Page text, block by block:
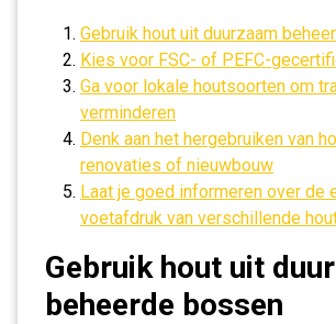
Gebruik hout uit duurzaam
Kies voor FSC- of PEFC-
Ga voor lokale houtsoorten om
verminderen
Denk aan het hergebruiken van
renovaties of nieuwbouw
Laat je goed informeren over de
voetafdruk van verschillende
Gebruik hout uit
beheerde bossen